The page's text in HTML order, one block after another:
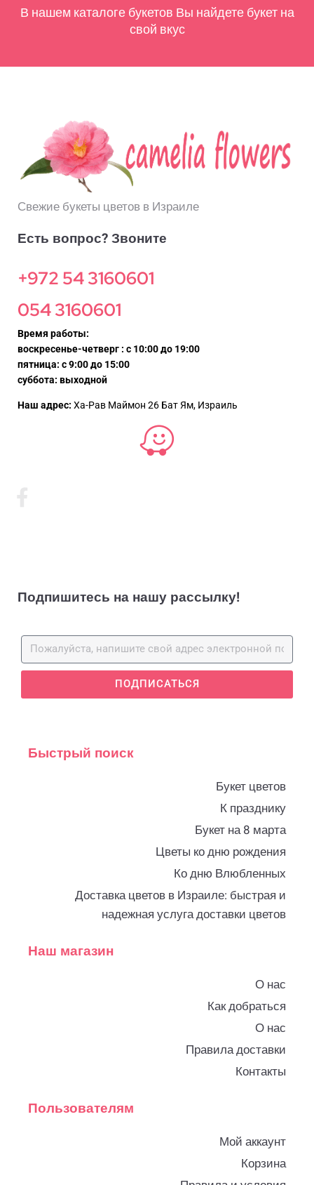
В нашем каталоге букетов Вы найдете букет на
свой вкус
Свежие букеты цветов в Израиле
Есть вопрос? Звоните
+972 54 3160601
054 3160601
Время работы:
воскресенье-четверг : с 10:00 до 19:00
пятница: с 9:00 до 15:00
суббота: выходной
Наш адрес: Ха-Рав Маймон 26 Бат Ям, Израиль
Подпишитесь на нашу рассылку!
ПОДПИСАТЬСЯ
Быстрый поиск
Букет цветов
К празднику
Букет на 8 марта
Цветы ко дню рождения
Ко дню Влюбленных
Доставка цветов в Израиле: быстрая и
надежная услуга доставки цветов
Наш магазин
О нас
Как добраться
О нас
Правила доставки
Контакты
Пользователям
Мой аккаунт
Корзина